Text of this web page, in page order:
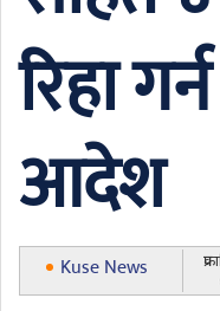
रिहा
आदेश
Kuse News